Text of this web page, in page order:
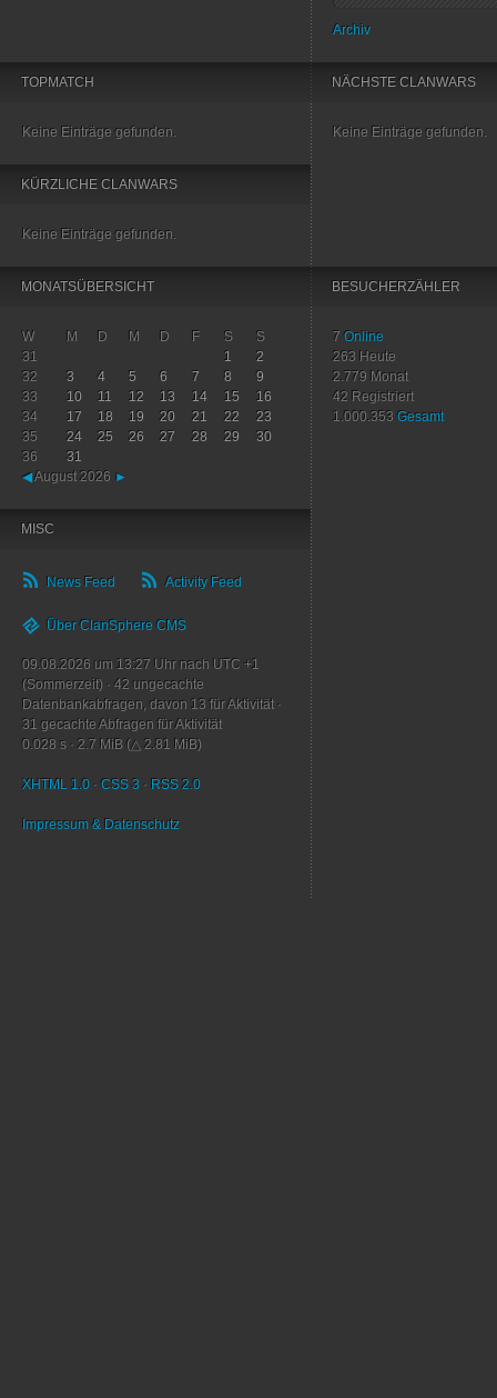
Archiv
TOPMATCH
Keine Einträge gefunden.
NÄCHSTE CLANWARS
Keine Einträge gefunden.
KÜRZLICHE CLANWARS
Keine Einträge gefunden.
MONATSÜBERSICHT
W M D M D F S
S
31
1
2
32
3 4 5 6 7 8
9
33
10 11 12 13 14 15
16
34
17 18 19 20 21 22
23
35
24 25 26 27 28 29
30
36
31
◀August 2026 ►
BESUCHERZÄHLER
7 Online
263 Heute
2.779 Monat
42 Registriert
1.000.353 Gesamt
MISC
News Feed Activity Feed
Über ClanSphere CMS
09.08.2026 um 13:27 Uhr nach UTC +1
(Sommerzeit) · 42 ungecachte
Datenbankabfragen, davon 13 für Aktivität ·
31 gecachte Abfragen für Aktivität
0.028 s · 2.7 MiB (△ 2.81 MiB)
XHTML 1.0 · CSS 3 · RSS 2.0
Impressum & Datenschutz